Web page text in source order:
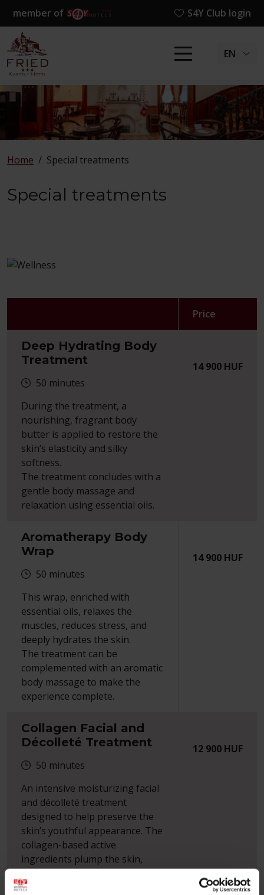
member of S4Y Club login
EN
Home / Special treatments
Special treatments
Price
Deep Hydrating Body
Treatment
50 minutes
During the treatment, a
nourishing, fragrant body
butter is applied to restore the
skin’s elasticity and silky
softness.
The treatment concludes with a
gentle body massage and
relaxation using essential oils.
14 900 HUF
Aromatherapy Body
Wrap
50 minutes
This wrap, enriched with
essential oils, relaxes the
muscles, reduces stress, and
deeply hydrates the skin.
The treatment can be
complemented with an aromatic
body massage to make the
experience complete.
14 900 HUF
Collagen Facial and
Décolleté Treatment
50 minutes
An intensive moisturizing facial
and décolleté treatment
designed to help preserve the
skin’s youthful appearance. The
collagen-based active
ingredients plump the skin,
reduce wrinkles, and leave it
looking radiant.
12 900 HUF